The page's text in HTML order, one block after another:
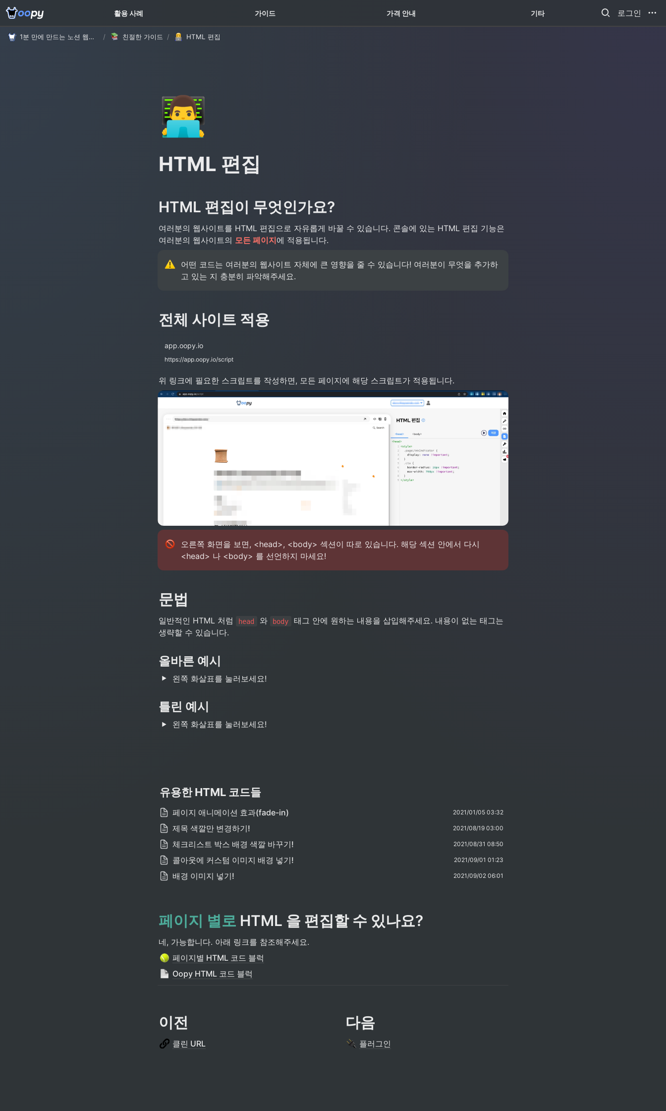
활용 사례 가이드 가격 안내 기타 로그인
1분 만에 만드는 노션 웹사이트, 우피! / 친절한 가이드 / HTML 편집
고객 가이드 꿀팁 TOP5 새소식
👨‍💻
HTML 편집
HTML 편집이 무엇인가요?
여러분의 웹사이트를 HTML 편집으로 자유롭게 바꿀 수 있습니다. 콘솔에 있는 HTML 편집 기능은
여러분의 웹사이트의 모든 페이지에 적용됩니다.
어떤 코드는 여러분의 웹사이트 자체에 큰 영향을 줄 수 있습니다! 여러분이 무엇을 추가하
고 있는 지 충분히 파악해주세요.
전체 사이트 적용
app.oopy.io
https://app.oopy.io/script
위 링크에 필요한 스크립트를 작성하면, 모든 페이지에 해당 스크립트가 적용됩니다.
오른쪽 화면을 보면, <head>, <body> 섹션이 따로 있습니다. 해당 섹션 안에서 다시
<head> 나 <body> 를 선언하지 마세요!
문법
일반적인 HTML 처럼 head 와 body
태그 안에 원하는 내용을 삽입해주세요. 내용이 없는 태그는
생략할 수 있습니다.
올바른 예시
왼쪽 화살표를 눌러보세요!
틀린 예시
왼쪽 화살표를 눌러보세요!
유용한 HTML 코드들
페이지 애니메이션 효과(fade-in) 2021/01/05 03:32
제목 색깔만 변경하기! 2021/08/19 03:00
체크리스트 박스 배경 색깔 바꾸기! 2021/08/31 08:50
콜아웃에 커스텀 이미지 배경 넣기! 2021/09/01 01:23
배경 이미지 넣기! 2021/09/02 06:01
페이지 별로 HTML 을 편집할 수 있나요?
네, 가능합니다. 아래 링크를 참조해주세요.
페이지별 HTML 코드 블럭
Oopy HTML 코드 블럭
이전
클린 URL
다음
플러그인